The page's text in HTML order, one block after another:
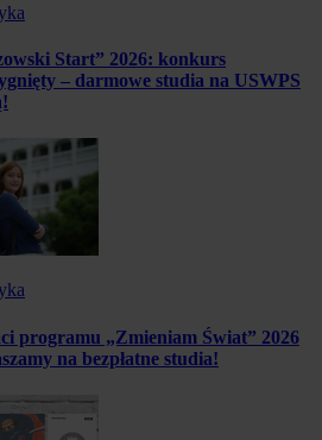
Start” 2026: konkurs
– darmowe studia na USWPS
programu „Zmieniam Świat” 2026
na bezpłatne studia!